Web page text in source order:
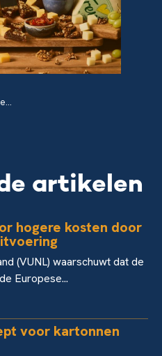
artikelen
hogere kosten door
(VUNL) waarschuwt dat de
Europese...
voor kartonnen